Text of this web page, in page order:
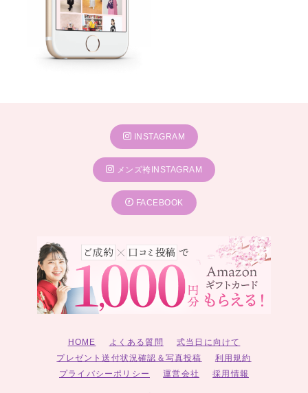
INSTAGRAM
メンズ袴INSTAGRAM
FACEBOOK
HOME よくある質問
式当日に向けて
プレゼント送付状況確認＆写真投稿
利用規約
プライバシーポリシー
運営会社 採用情報